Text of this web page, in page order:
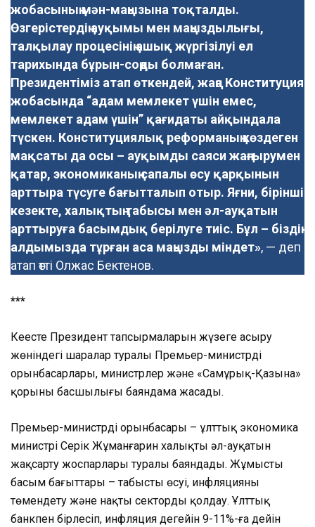
жобасының мән-маңызына тоқталды.
Өзгерістердің ауқымы мен маңыздылығы,
талқылау процесінің ашық жүргізілуі ел
тарихында бұрын-соңды болмаған.
Президентіміз атап өткендей, жаңа Конституция
жобасында “адам мемлекет үшін емес,
мемлекет адам үшін” қағидаты айқындала
түскен. Конституциялық реформаның көздеген
мақсаты да осы – ауқымды саяси жаңғырумен
қатар, экономиканың сапалы өсу қарқынын
арттыра түсуге бағытталып отыр. Яғни, бірінші
кезекте, халықтың табысы мен әл-ауқатын
арттыруға басымдық берілуге тиіс. Бұл – біздің
алдымызда тұрған аса маңызды міндет», — деп
атап өтті Олжас Бектенов.
***
Кеңесте Президент тапсырмаларын жүзеге асыру
жөніндегі шаралар туралы Премьер-министрдің
орынбасарлары, министрлер және «Самұрық-Қазына»
қорының басшылығы баяндама жасады.
Премьер-министрдің орынбасары – ұлттық экономика
министрі Серік Жұманғарин халықтың әл-ауқатын
жақсарту жоспарлары туралы баяндады. Жұмыстың
басым бағыттары – табыстың өсуі, инфляцияны
төмендету және нақты секторды қолдау. Ұлттық
банкпен бірлесіп, инфляция деңгейін 9-11%-ға дейін